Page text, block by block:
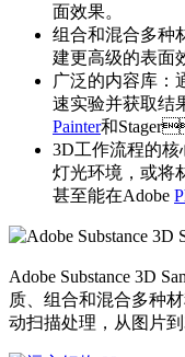
面效果。
组合和混合多种材料
建更高级的表面效果
广泛的内容库：
速实验并获取结果
Painter和
3D工作流程的核
灯光环境，或
甚至能在Adobe
Adobe Substance 3D
质、组合和混合多种
动扫描处理，从图片到